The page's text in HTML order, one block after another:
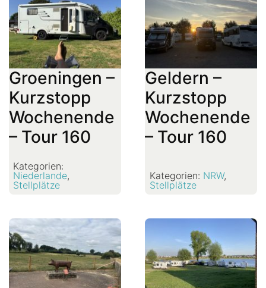
Groeningen –
Kurzstopp
Wochenende
– Tour 160
Kategorien:
Niederlande,
Stellplätze
Geldern –
Kurzstopp
Wochenende
– Tour 160
Kategorien: NRW,
Stellplätze